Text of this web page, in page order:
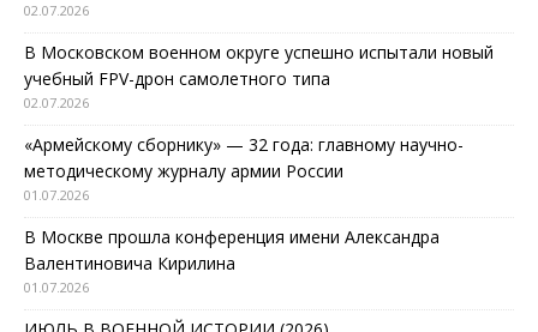
02.07.2026
В Московском военном округе успешно испытали новый
учебный FPV-дрон самолетного типа
02.07.2026
«Армейскому сборнику» — 32 года: главному научно-
методическому журналу армии России
01.07.2026
В Москве прошла конференция имени Александра
Валентиновича Кирилина
01.07.2026